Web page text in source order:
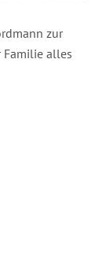
zur
Familie alles